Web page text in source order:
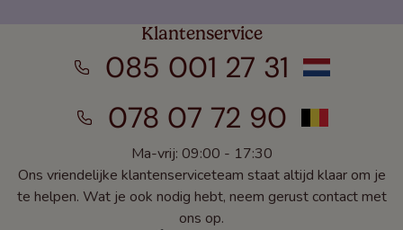
Klantenservice
085 001 27 31
078 07 72 90
Ma-vrij: 09:00 - 17:30
Ons vriendelijke klantenserviceteam staat altijd klaar om je
te helpen. Wat je ook nodig hebt, neem gerust contact met
ons op.